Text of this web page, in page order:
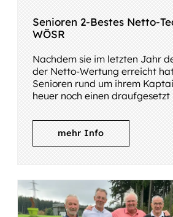
Senioren 2-Bestes Netto-
WÖSR
Nachdem sie im letzten Jahr
der Netto-Wertung erreicht
Senioren rund um ihrem
heuer noch einen draufgesetzt
mehr Info